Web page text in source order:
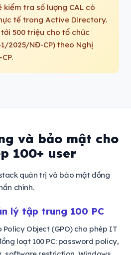
kiểm tra số lượng CAL có
tế trong Active Directory.
500 triệu cho tổ chức
2025/NĐ-CP) theo Nghị
và bảo mật cho
100+ user
quản trị và bảo mật đồng
chính.
lý tập trung 100 PC
Object (GPO) cho phép IT
loạt 100 PC: password policy,